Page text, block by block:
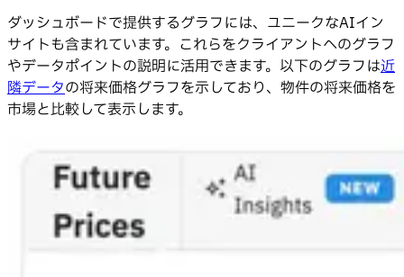
ダッシュボードで提供するグラフには、ユニークなAIイン
サイトも含まれています。これらをクライアントへのグラフ
やデータポイントの説明に活用できます。以下のグラフは近
隣データの将来価格グラフを示しており、物件の将来価格を
市場と比較して表示します。